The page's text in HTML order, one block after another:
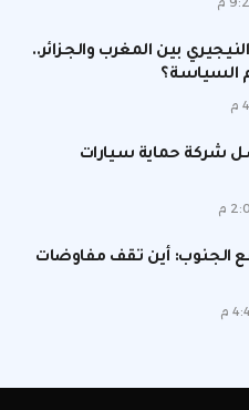
بين المغرب والجزائر..
السياسة؟
شركة حماية سيارات
الجنوب: أين تقف مفاوضات